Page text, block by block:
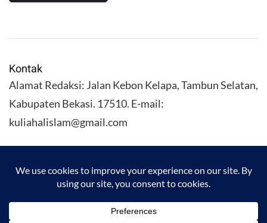
Kontak
Alamat Redaksi: Jalan Kebon Kelapa, Tambun Selatan,
Kabupaten Bekasi. 17510. E-mail:
kuliahalislam@gmail.com
KULIAHALISLAM.COM Copyright (C) 2026